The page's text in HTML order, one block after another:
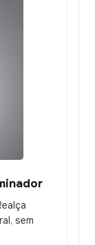
sem